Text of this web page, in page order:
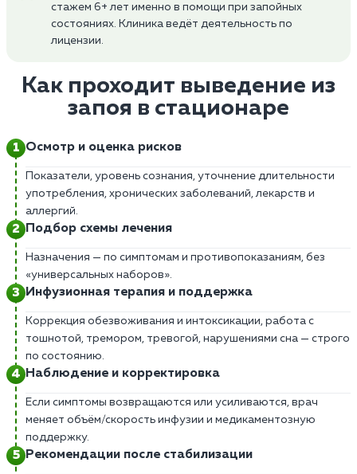
стажем 6+ лет именно в помощи при запойных
состояниях. Клиника ведёт деятельность по
лицензии.
Как проходит выведение из
запоя в стационаре
Осмотр и оценка рисков
Показатели, уровень сознания, уточнение длительности
употребления, хронических заболеваний, лекарств и
аллергий.
Подбор схемы лечения
Назначения — по симптомам и противопоказаниям, без
«универсальных наборов».
Инфузионная терапия и поддержка
Коррекция обезвоживания и интоксикации, работа с
тошнотой, тремором, тревогой, нарушениями сна — строго
по состоянию.
Наблюдение и корректировка
Если симптомы возвращаются или усиливаются, врач
меняет объём/скорость инфузии и медикаментозную
поддержку.
Рекомендации после стабилизации